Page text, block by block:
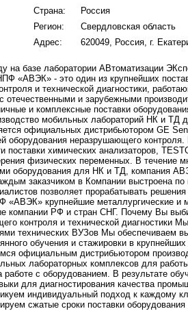
Страна:
Россия
Регион:
Свердловская область
Адрес:
620049, Россия, г.
на базе лаборатории АВтоматизации
«АВЭК» - это один из крупнейших
и технической диагностики,
отечественными и зарубежными
и комплексные поставки
мобильных лабораторий НК и ТД
официальных дистрибьютором GE
оборудования неразрушающего
поставки химических анализаторов,
физических переменных. В течение
оборудования для НК и ТД, компания
заказчиком в Компании выстроена
позволяет прорабатывать
«АВЭК» крупнейшие металлургические и
компании РФ и стран СНГ. Почему Вы
контроля и технической диагностики
технических ВУЗов Мы обеспечиваем
обучения и стажировки в
официальным дистрибьютором
лабораторных комплексов для
работе с оборудованием. В результате
для диагностирования качества
индивидуальный подход к каждому
сжатые сроки поставки